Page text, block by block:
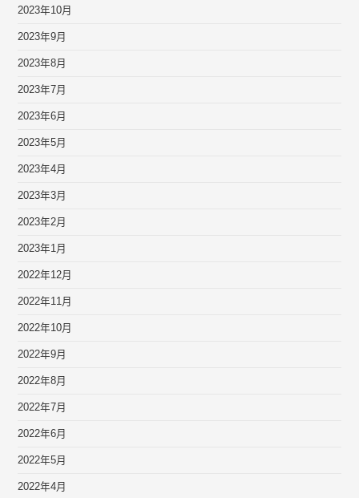
2023年10月
2023年9月
2023年8月
2023年7月
2023年6月
2023年5月
2023年4月
2023年3月
2023年2月
2023年1月
2022年12月
2022年11月
2022年10月
2022年9月
2022年8月
2022年7月
2022年6月
2022年5月
2022年4月